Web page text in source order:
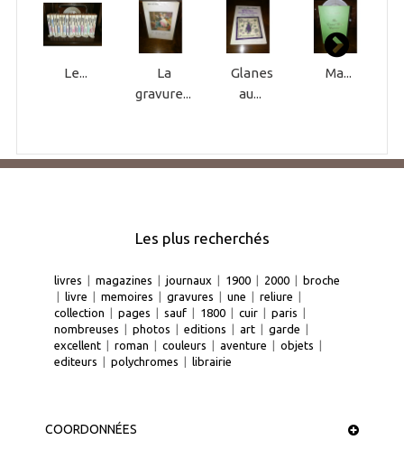
Le...
La
gravure...
Glanes
au...
Ma...
Les plus recherchés
livres magazines journaux 1900 2000
broche
livre memoires gravures une reliure
collection
pages sauf 1800 cuir paris
nombreuses
photos editions art garde
excellent
roman couleurs aventure objets
editeurs
polychromes librairie
COORDONNÉES